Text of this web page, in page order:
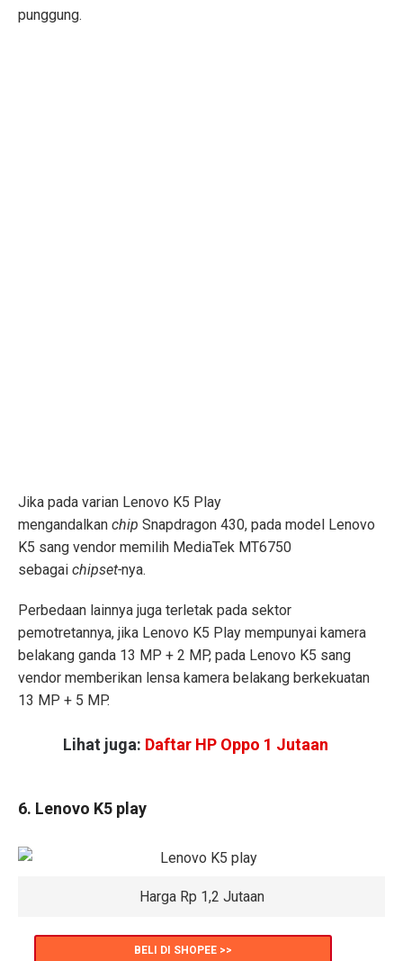
punggung.
Jika pada varian Lenovo K5 Play
mengandalkan chip Snapdragon 430, pada model Lenovo
K5 sang vendor memilih MediaTek MT6750
sebagai chipset-nya.
Perbedaan lainnya juga terletak pada sektor
pemotretannya, jika Lenovo K5 Play mempunyai kamera
belakang ganda 13 MP + 2 MP, pada Lenovo K5 sang
vendor memberikan lensa kamera belakang berkekuatan
13 MP + 5 MP.
Lihat juga: Daftar HP Oppo 1 Jutaan
6. Lenovo K5 play
Harga Rp 1,2 Jutaan
BELI DI SHOPEE >>